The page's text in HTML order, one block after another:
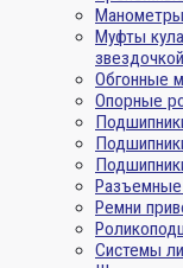
Манометры
Муфты
Обгонные
Опорные
Ремни
Системы